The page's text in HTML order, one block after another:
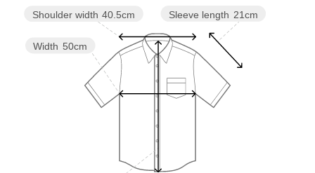
Sleeve length 21cm
Width 50cm
Shoulder width 40.5cm